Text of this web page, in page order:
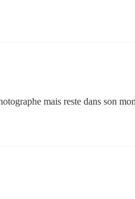
mais reste dans son